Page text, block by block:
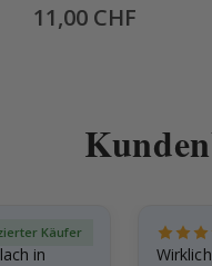
Special
Price
11,00 CHF
in
Käufer